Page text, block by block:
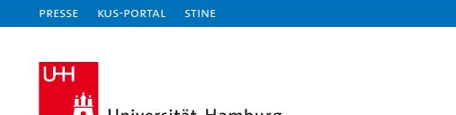
Presse KUS-Portal STiNE